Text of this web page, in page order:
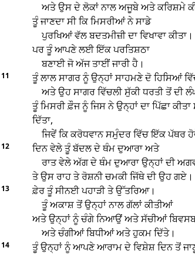
ਅਤੇ ਉਸ ਦੇ ਲੋਕਾਂ ਨਾਲ ਅਜੂਬੇ ਅਤੇ ਕਰਿਸ਼ਮੇ
ਤੂੰ ਜਾਣਦਾ ਸੀ ਕਿ ਮਿਸਰੀਆਂ ਨੇ ਸਾਡੇ
ਪੁਰਖਿਆਂ ਵੱਲ ਬਦਤਮੀਜ਼ੀ ਦਾ ਵਿਖਾਵਾ ਕੀਤਾ।
ਪਰ ਤੂੰ ਆਪਣੇ ਲਈ ਇੱਕ ਪਰਤਿਸ਼ਠਾ
ਬਣਾਈ ਜੋ ਅੱਜ ਤਾਈਂ ਜਾਰੀ ਹੈ।
11
ਤੂੰ ਲਾਲ ਸਾਗਰ ਨੂੰ ਉਨ੍ਹਾਂ ਸਾਹਮਣੇ ਦੋ ਹਿਸਿਆਂ
ਅਤੇ ਉਹ ਸਾਗਰ ਵਿੱਚਲੀ ਸੁੱਕੀ ਧਰਤੀ ਤੋਂ ਦੀ
ਤੂੰ ਮਿਸਰੀ ਫ਼ੌਜ ਨੂੰ ਜਿਸ ਨੇ ਉਨ੍ਹਾਂ ਦਾ ਪਿੱਛਾ
ਦਿੱਤਾ,
ਜਿਵੇਂ ਕਿ ਕਰੋਧਵਾਨ ਸਮੁੰਦਰ ਵਿੱਚ ਇੱਕ ਪੱਥਰ
12
ਦਿਨ ਵੇਲੇ ਤੂੰ ਬੱਦਲ ਦੇ ਥੰਮ ਦੁਆਰਾ ਅਤੇ
ਰਾਤ ਵੇਲੇ ਅੱਗ ਦੇ ਥੰਮ ਦੁਆਰਾ ਉਨ੍ਹਾਂ ਦੀ
ਤੇ ਉਸ ਰਾਹ ਤੇ ਰੋਸ਼ਨੀ ਚਮਕੀ ਜਿੱਥੇ ਦੀ ਉਹ ਗਏ।
13
ਫ਼ੇਰ ਤੂੰ ਸੀਨਈ ਪਹਾੜੀ ਤੇ ਉੱਤਰਿਆ।
ਤੂੰ ਅਕਾਸ਼ ਤੋਂ ਉਨ੍ਹਾਂ ਨਾਲ ਗੱਲਾਂ ਕੀਤੀਆਂ
ਅਤੇ ਉਨ੍ਹਾਂ ਨੂੰ ਚੰਗੇ ਨਿਆਉਂ ਅਤੇ ਸੱਚੀਆਂ
ਅਤੇ ਚੰਗੀਆਂ ਬਿਧੀਆਂ ਅਤੇ ਹੁਕਮ ਦਿੱਤੇ।
14
ਤੂੰ ਉਨ੍ਹਾਂ ਨੂੰ ਆਪਣੇ ਆਰਾਮ ਦੇ ਵਿਸ਼ੇਸ਼ ਦਿਨ ਤੋਂ